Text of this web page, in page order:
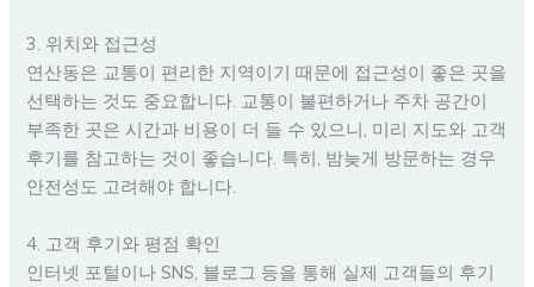
3. 위치와 접근성
연산동은 교통이 편리한 지역이기 때문에 접근성이 좋은 곳을
선택하는 것도 중요합니다. 교통이 불편하거나 주차 공간이
부족한 곳은 시간과 비용이 더 들 수 있으니, 미리 지도와 고객
후기를 참고하는 것이 좋습니다. 특히, 밤늦게 방문하는 경우
안전성도 고려해야 합니다.
4. 고객 후기와 평점 확인
인터넷 포털이나 SNS, 블로그 등을 통해 실제 고객들의 후기